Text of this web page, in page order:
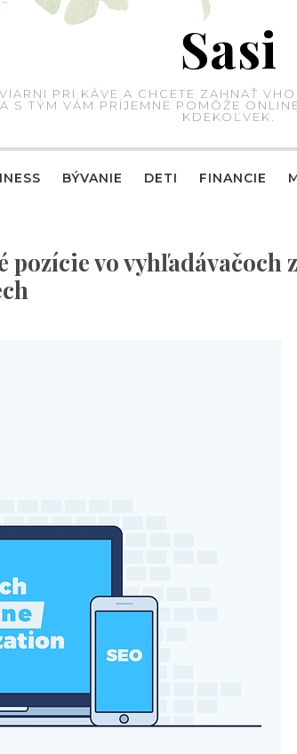
Sasi
PRI KÁVE A CHCETE ZAHNAŤ
S TÝM VÁM PRÍJEMNE POMÔŽE
KDEKOĽVEK.
BÝVANIE DETI FINANCIE
pozície vo vyhľadávačoch